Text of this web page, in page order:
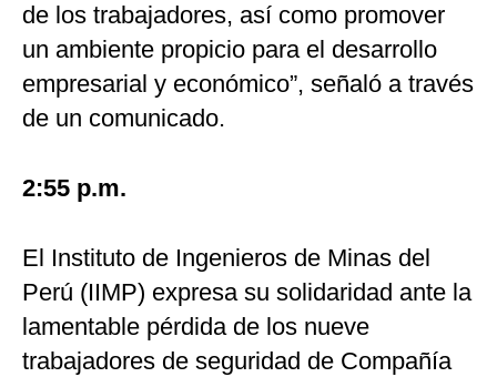
de los trabajadores, así como promover
un ambiente propicio para el desarrollo
empresarial y económico”, señaló a través
de un comunicado.
2:55 p.m.
El Instituto de Ingenieros de Minas del
Perú (IIMP) expresa su solidaridad ante la
lamentable pérdida de los nueve
trabajadores de seguridad de Compañía